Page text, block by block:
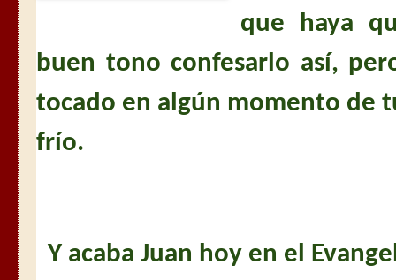
que haya
buen tono confesarlo así,
tocado en algún momento de
frío.
Y acaba Juan hoy en el